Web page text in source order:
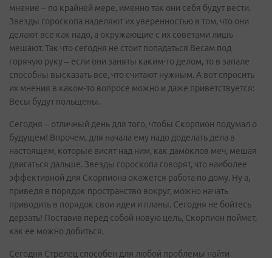
мнение – по крайней мере, именно так они себя будут вести.
Звезды гороскопа наделяют их уверенностью в том, что они
делают все как надо, а окружающие с их советами лишь
мешают. Так что сегодня не стоит попадаться Весам под
горячую руку – если они заняты каким-то делом, то в запале
способны высказать все, что считают нужным. А вот спросить
их мнения в каком-то вопросе можно и даже приветствуется:
Весы будут польщены.
Сегодня – отличный день для того, чтобы Скорпион подумал о
будущем! Впрочем, для начала ему надо доделать дела в
настоящем, которые висят над ним, как дамоклов меч, мешая
двигаться дальше. Звезды гороскопа говорят, что наиболее
эффективной для Скорпиона окажется работа по дому. Ну а,
приведя в порядок пространство вокруг, можно начать
приводить в порядок свои идеи и планы. Сегодня не бойтесь
дерзать! Поставив перед собой новую цель, Скорпион поймет,
как ее можно добиться.
Сегодня Стрелец способен для любой проблемы найти